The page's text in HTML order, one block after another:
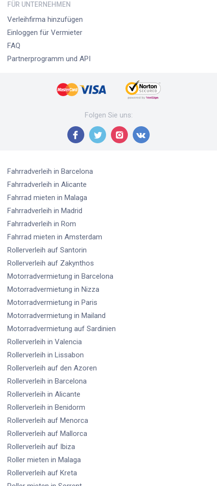
FÜR UNTERNEHMEN
Verleihfirma hinzufügen
Einloggen für Vermieter
FAQ
Partnerprogramm und API
Folgen Sie uns:
Fahrradverleih in Barcelona
Fahrradverleih in Alicante
Fahrrad mieten in Malaga
Fahrradverleih in Madrid
Fahrradverleih in Rom
Fahrrad mieten in Amsterdam
Rollerverleih auf Santorin
Rollerverleih auf Zakynthos
Motorradvermietung in Barcelona
Motorradvermietung in Nizza
Motorradvermietung in Paris
Motorradvermietung in Mailand
Motorradvermietung auf Sardinien
Rollerverleih in Valencia
Rollerverleih in Lissabon
Rollerverleih auf den Azoren
Rollerverleih in Barcelona
Rollerverleih in Alicante
Rollerverleih in Benidorm
Rollerverleih auf Menorca
Rollerverleih auf Mallorca
Rollerverleih auf Ibiza
Roller mieten in Malaga
Rollerverleih auf Kreta